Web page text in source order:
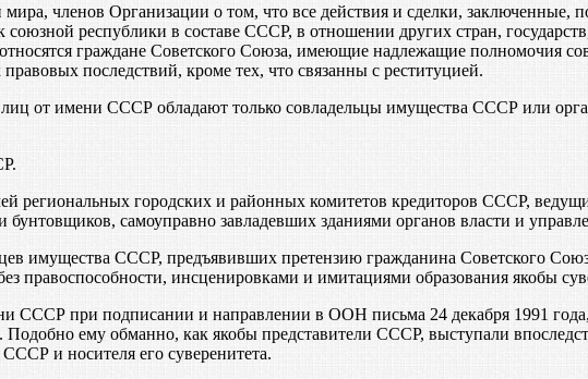
членов Организации о том, что все действия и сделки, заключенные,
республики в составе СССР, в отношении других стран,
граждане Советского Союза, имеющие надлежащие полномочия
последствий, кроме тех, что связанны с реституцией.
от имени СССР обладают только совладельцы имущества СССР или
региональных городских и районных комитетов кредиторов СССР,
самоуправно завладевших зданиями органов власти и
имущества СССР, предъявивших претензию гражданина Советского
правоспособности, инсценировками и имитациями образования якобы
при подписании и направлении в ООН письма 24 декабря 1991 года,
ему обманно, как якобы представители СССР, выступали
и носителя его суверенитета.